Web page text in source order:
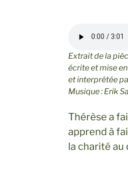
Extrait de la
écrite et mise
et interprétée
Musique : Erik
Thérèse a
apprend à
la charité au